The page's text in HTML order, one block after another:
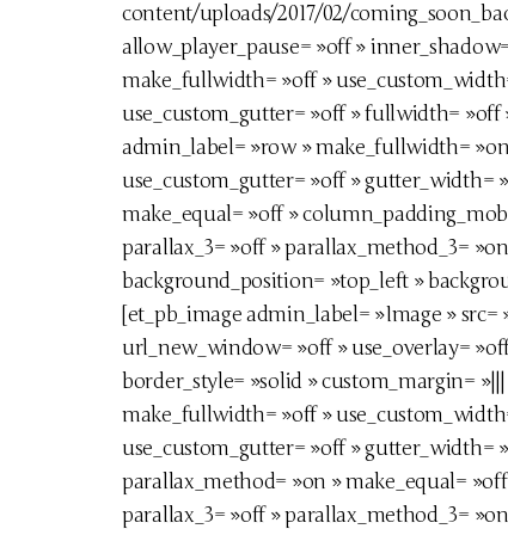
content/uploads/2017/02/
allow_player_pause= »off »
make_fullwidth= »off »
use_custom_gutter= »off » fullwidth= »off
admin_label= »row » make_fullwidth=
use_custom_gutter= »off » gutter_width=
make_equal= »off »
parallax_3= »off » parallax_method_3=
background_position= »top_left »
[et_pb_image admin_label= »Image »
url_new_window= »off » use_overlay=
border_style= »solid » custom_margin=
make_fullwidth= »off »
use_custom_gutter= »off » gutter_width=
parallax_method= »on » make_equal=
parallax_3= »off » parallax_method_3=